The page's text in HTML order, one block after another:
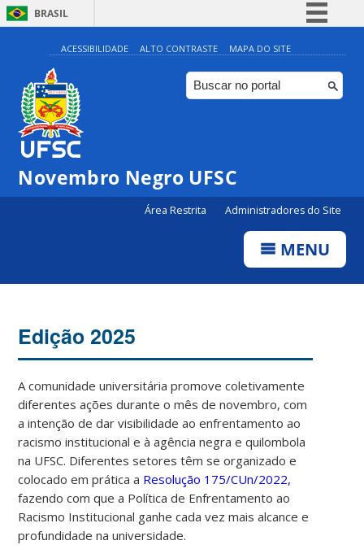
BRASIL
Simplifique!
Comunica BR
Participe
ACESSIBILIDADE ALTO CONTRASTE MAPA DO SITE
Novembro Negro UFSC
Área Restrita Administradores do Site
MENU
Edição 2025
A comunidade universitária promove coletivamente
diferentes ações durante o mês de novembro, com
a intenção de dar visibilidade ao enfrentamento ao
racismo institucional e à agência negra e quilombola
na UFSC. Diferentes setores têm se organizado e
colocado em prática a Resolução 175/CUn/2022,
fazendo com que a Política de Enfrentamento ao
Racismo Institucional ganhe cada vez mais alcance e
profundidade na universidade.